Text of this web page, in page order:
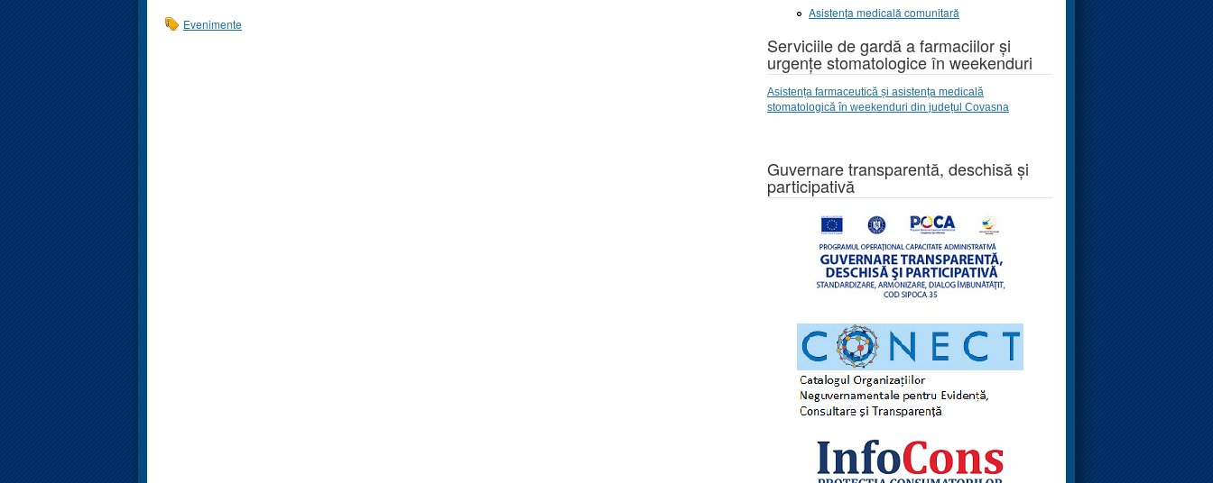
Evenimente
Asistența medicală comunitară
Serviciile de gardă a farmaciilor și
urgențe stomatologice în weekenduri
Asistența farmaceutică și asistența medicală
stomatologică în weekenduri din județul Covasna
Guvernare transparentă, deschisă și
participativă